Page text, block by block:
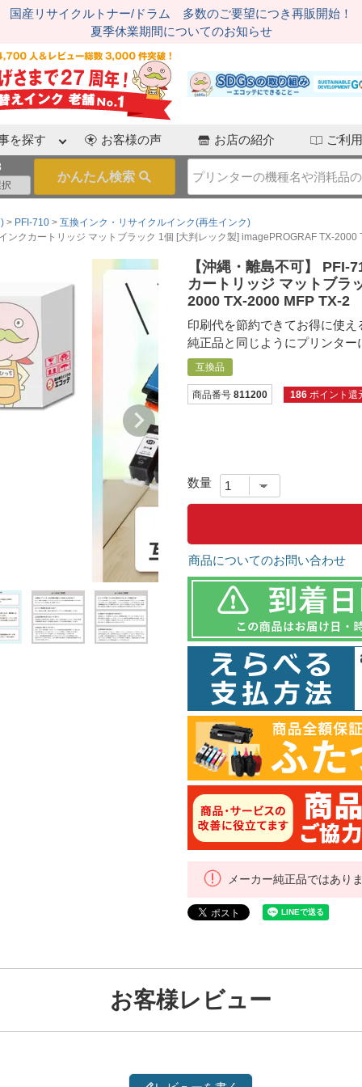
国産リサイクルトナー/ドラム 多数のご要望につき再販開始！
夏季休業期間についてのお知らせ
を探す お客様の声 お店の紹介 ご利
PFI-710
互換インク・リサイクルインク(再生インク)
ンクカートリッジ マットブラック 1個 [大判レック製] imagePROGRAF TX-2000
【沖縄・離島不可】
カートリッジ マットブラ
2000 TX-2000 MFP TX-2
印刷代を節約できてお得に使え
純正品と同じようにプリンター
互換品
商品番号 811200 186 ポイント還
商品についてのお問い合わせ
メーカー純正品ではあり
お客様レビュー